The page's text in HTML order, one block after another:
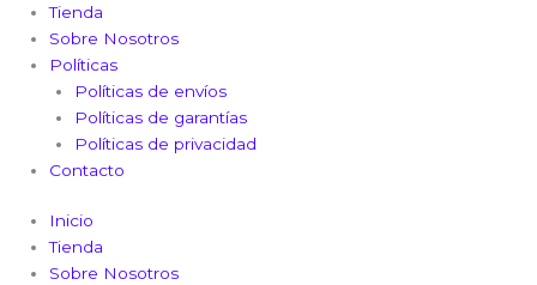
Tienda
Sobre Nosotros
Políticas
Políticas de envíos
Políticas de garantías
Políticas de privacidad
Contacto
Inicio
Tienda
Sobre Nosotros